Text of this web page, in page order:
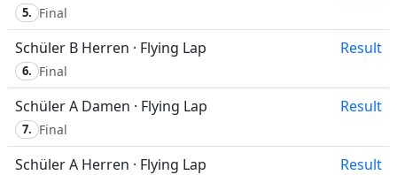
5. Final
Schüler B Herren · Flying Lap Result
6. Final
Schüler A Damen · Flying Lap Result
7. Final
Schüler A Herren · Flying Lap Result